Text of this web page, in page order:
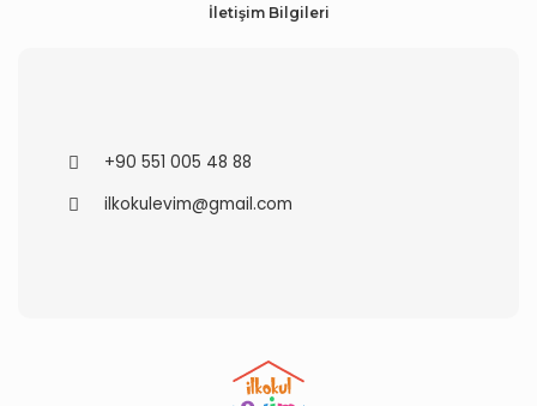
İletişim Bilgileri
+90 551 005 48 88
ilkokulevim@gmail.com